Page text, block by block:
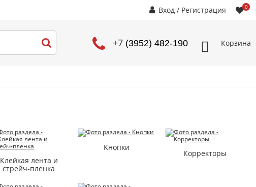
Вход / Регистрация 0
+7 (3952) 482-190 Корзина
Клейкая лента и
стрейч-пленка
Кнопки
Корректоры